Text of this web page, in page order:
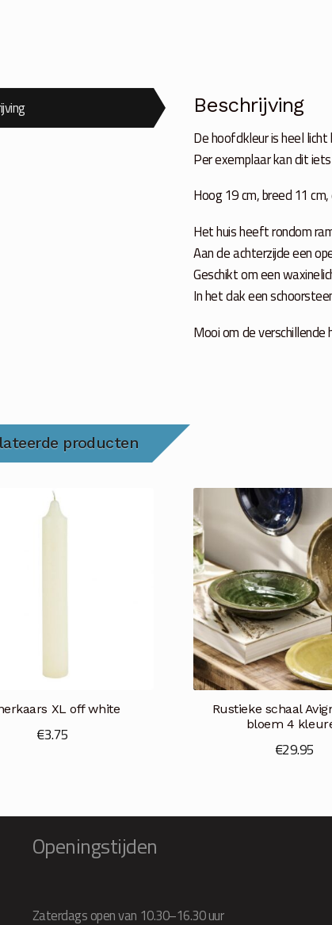
Beschrijving
De hoofdkleur is heel
Per exemplaar kan dit
Hoog 19 cm, breed 11 cm,
Het huis heeft rondom
Aan de achterzijde een
Geschikt om een
In het dak een
Mooi om de verschillende
producten
XL off white
€3.75
Rustieke schaal
bloem 4
€29.95
Openingstijden
Zaterdags open van 10.30–16.30 uur